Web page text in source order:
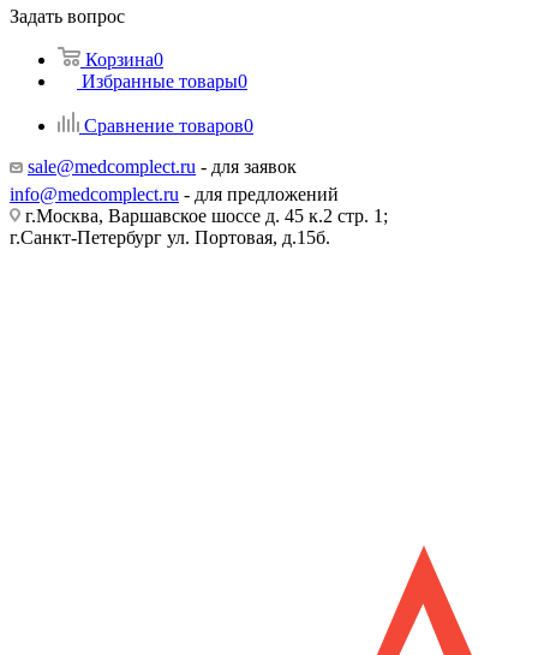
Задать вопрос
Корзина0
Избранные товары0
Сравнение товаров0
sale@medcomplect.ru - для заявок
info@medcomplect.ru - для предложений
г.Москва, Варшавское шоссе д. 45 к.2 стр. 1;
г.Санкт-Петербург ул. Портовая, д.15б.